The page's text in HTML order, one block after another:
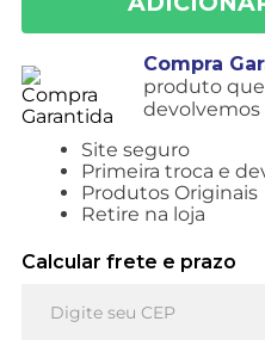
Compra
produto
devolvemos
Site seguro
Primeira troca e
Produtos Originais
Retire na loja
Calcular frete e prazo